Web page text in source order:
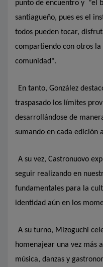
punto de encuentro y "el
santiagueño, pues es el
todos pueden tocar,
compartiendo con otros
comunidad".
En tanto, González
traspasado los límites
desarrollándose de
sumando en cada edición
A su vez, Castronuovo
seguir realizando en
fundamentales para la
identidad aún en los
A su turno, Mizoguchi
homenajear una vez más
música, danzas y